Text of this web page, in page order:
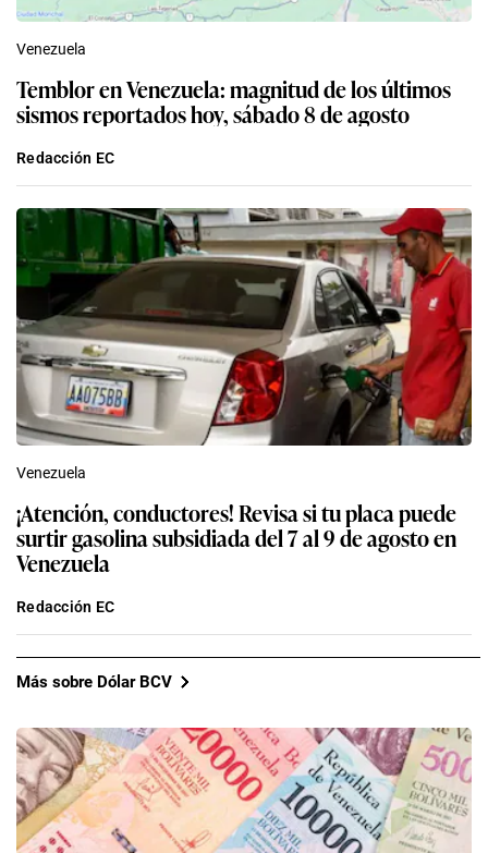
Venezuela
Temblor en Venezuela: magnitud de los últimos
sismos reportados hoy, sábado 8 de agosto
Redacción EC
Venezuela
¡Atención, conductores! Revisa si tu placa puede
surtir gasolina subsidiada del 7 al 9 de agosto en
Venezuela
Redacción EC
Más sobre Dólar BCV